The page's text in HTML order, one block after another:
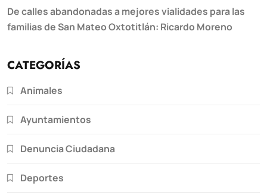
De calles abandonadas a mejores vialidades para las
familias de San Mateo Oxtotitlán: Ricardo Moreno
CATEGORÍAS
Animales
Ayuntamientos
Denuncia Ciudadana
Deportes